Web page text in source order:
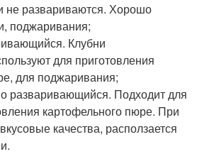
не развариваются. Хорошо
поджаривания;
Клубни
для приготовления
для поджаривания;
разваривающийся. Подходит для
картофельного пюре. При
качества, расползается